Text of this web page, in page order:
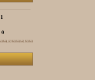
1
0